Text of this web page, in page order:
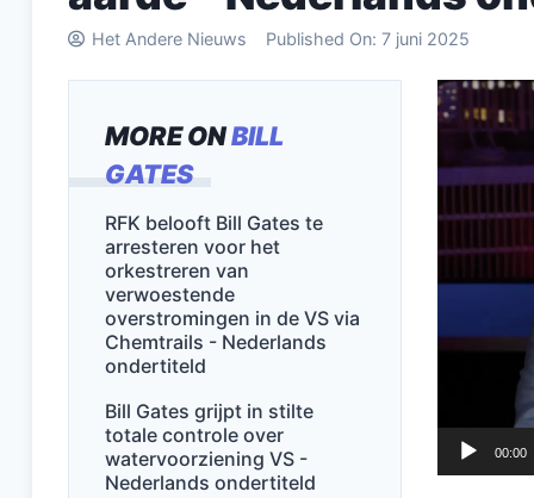
Het Andere Nieuws Published On: 7 juni 2025
MORE ONBILL
GATES
RFK belooft Bill Gates te
arresteren voor het
orkestreren van
verwoestende
overstromingen in de VS via
Chemtrails - Nederlands
ondertiteld
Bill Gates grijpt in stilte
totale controle over
watervoorziening VS -
Nederlands ondertiteld
00:00